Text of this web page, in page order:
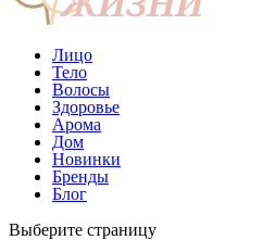
Лицо
Тело
Волосы
Здоровье
Арома
Дом
Новинки
Бренды
Блог
Выберите страницу